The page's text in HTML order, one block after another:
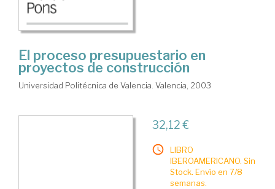
El proceso presupuestario en
proyectos de construcción
Universidad Politécnica de Valencia. Valencia, 2003
32,12 €
LIBRO
IBEROAMERICANO. Sin
Stock. Envío en 7/8
semanas.